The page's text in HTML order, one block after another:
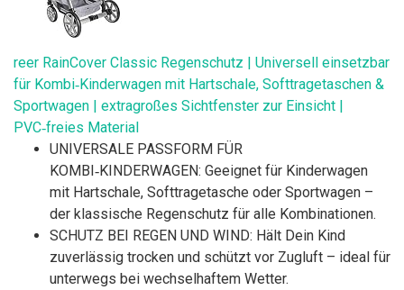
reer RainCover Classic Regenschutz | Universell einsetzbar
für Kombi‑Kinderwagen mit Hartschale, Softtragetaschen &
Sportwagen | extragroßes Sichtfenster zur Einsicht |
PVC‑freies Material
UNIVERSALE PASSFORM FÜR
KOMBI‑KINDERWAGEN: Geeignet für Kinderwagen
mit Hartschale, Softtragetasche oder Sportwagen –
der klassische Regenschutz für alle Kombinationen.
SCHUTZ BEI REGEN UND WIND: Hält Dein Kind
zuverlässig trocken und schützt vor Zugluft – ideal für
unterwegs bei wechselhaftem Wetter.